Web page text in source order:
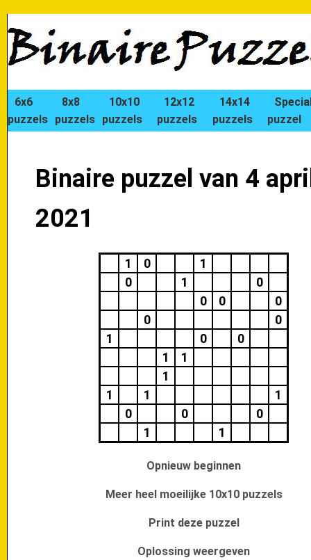
6x6
puzzels
8x8
puzzels
10x10
puzzels
12x12
puzzels
14x14
puzzels
puzzel
Binaire puzzel van 4
2021
1 0
1
0
1
0
0
0
0
0
0
1
0
0
1
1
1
1
1
1
0
0
0
1
1
Opnieuw beginnen
Meer heel moeilijke 10x10 puzzels
Print deze puzzel
Oplossing weergeven